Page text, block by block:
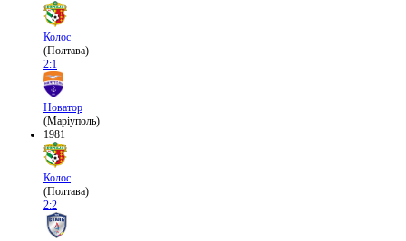
Колос
(Полтава)
2:1
Новатор
(Маріуполь)
1981
Колос
(Полтава)
2:2